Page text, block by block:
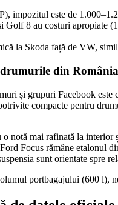
impozitul este de
Golf 8 au costuri apropiate
la Skoda față de VW,
din România
și grupuri Facebook
compacte pentru
notă mai rafinată la interior
Focus rămâne etalonul
sunt orientate spre
portbagajului (600 l),